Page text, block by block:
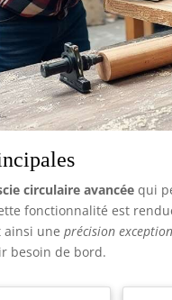
circulaire avancée qui
fonctionnalité est
ainsi uneprécision
besoin de bord.